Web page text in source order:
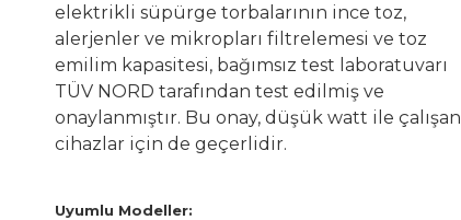
elektrikli süpürge torbalarının ince toz,
alerjenler ve mikropları filtrelemesi ve toz
emilim kapasitesi, bağımsız test laboratuvarı
TÜV NORD tarafından test edilmiş ve
onaylanmıştır. Bu onay, düşük watt ile çalışan
cihazlar için de geçerlidir.
Uyumlu Modeller: